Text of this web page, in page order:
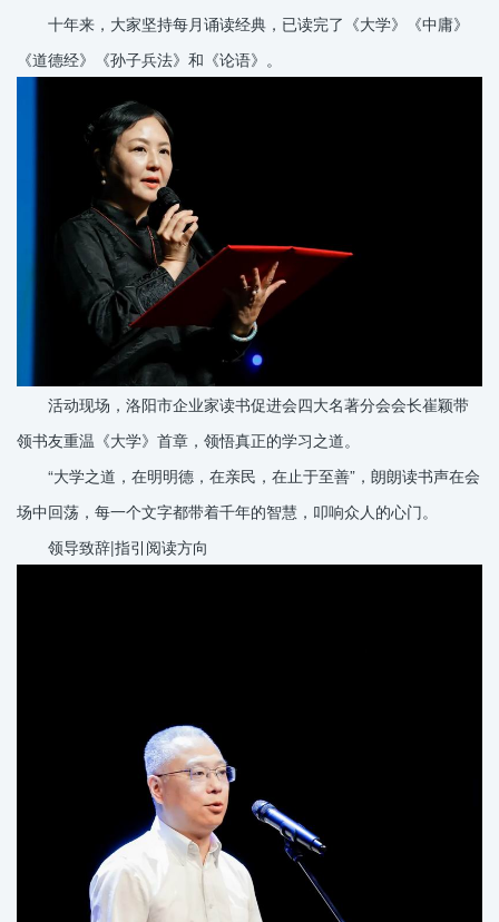
十年来，大家坚持每月诵读经典，已读完了《大学》《中庸》
《道德经》《孙子兵法》和《论语》。
活动现场，洛阳市企业家读书促进会四大名著分会会长崔颖带
领书友重温《大学》首章，领悟真正的学习之道。
“大学之道，在明明德，在亲民，在止于至善”，朗朗读书声在会
场中回荡，每一个文字都带着千年的智慧，叩响众人的心门。
领导致辞|指引阅读方向